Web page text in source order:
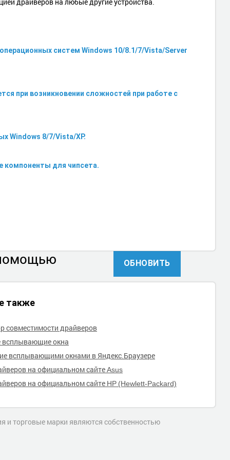
систем Windows 10/8.1/7/Vista/Server
при возникновении сложностей при работе с
Windows 8/7/Vista/XP.
компоненты для чипсета.
ОБНОВИТЬ
также
совместимости драйверов
всплывающие окна
всплывающими окнами в Яндекс.Браузере
на официальном сайте Asus
на официальном сайте HP (Hewlett-Packard)
и торговые марки являются собственностью